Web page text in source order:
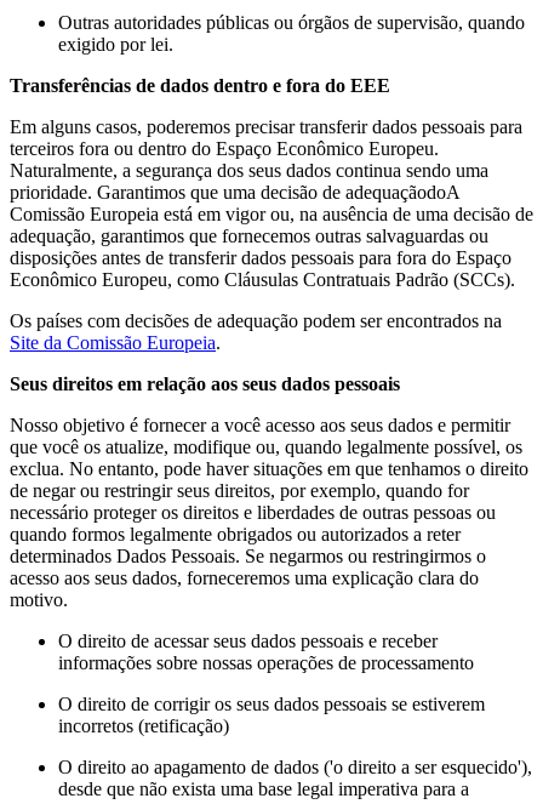
Outras autoridades públicas ou órgãos de supervisão, quando
exigido por lei.
Transferências de dados dentro e fora do EEE
Em alguns casos, poderemos precisar transferir dados pessoais para
terceiros fora ou dentro do Espaço Econômico Europeu.
Naturalmente, a segurança dos seus dados continua sendo uma
prioridade. Garantimos que uma decisão de adequaçãodoA
Comissão Europeia está em vigor ou, na ausência de uma decisão de
adequação, garantimos que fornecemos outras salvaguardas ou
disposições antes de transferir dados pessoais para fora do Espaço
Econômico Europeu, como Cláusulas Contratuais Padrão (SCCs).
Os países com decisões de adequação podem ser encontrados na
Site da Comissão Europeia.
Seus direitos em relação aos seus dados pessoais
Nosso objetivo é fornecer a você acesso aos seus dados e permitir
que você os atualize, modifique ou, quando legalmente possível, os
exclua. No entanto, pode haver situações em que tenhamos o direito
de negar ou restringir seus direitos, por exemplo, quando for
necessário proteger os direitos e liberdades de outras pessoas ou
quando formos legalmente obrigados ou autorizados a reter
determinados Dados Pessoais. Se negarmos ou restringirmos o
acesso aos seus dados, forneceremos uma explicação clara do
motivo.
O direito de acessar seus dados pessoais e receber
informações sobre nossas operações de processamento
O direito de corrigir os seus dados pessoais se estiverem
incorretos (retificação)
O direito ao apagamento de dados ('o direito a ser esquecido'),
desde que não exista uma base legal imperativa para a